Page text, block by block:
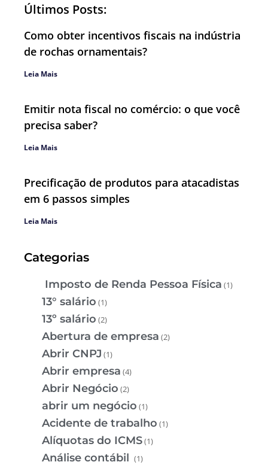
Últimos Posts:
Como obter incentivos fiscais na indústria
de rochas ornamentais?
Leia Mais
Emitir nota fiscal no comércio: o que você
precisa saber?
Leia Mais
Precificação de produtos para atacadistas
em 6 passos simples
Leia Mais
Categorias
Imposto de Renda Pessoa Física (1)
13° salário (1)
13º salário (2)
Abertura de empresa (2)
Abrir CNPJ (1)
Abrir empresa (4)
Abrir Negócio (2)
abrir um negócio (1)
Acidente de trabalho (1)
Alíquotas do ICMS(1)
Análise contábil (1)